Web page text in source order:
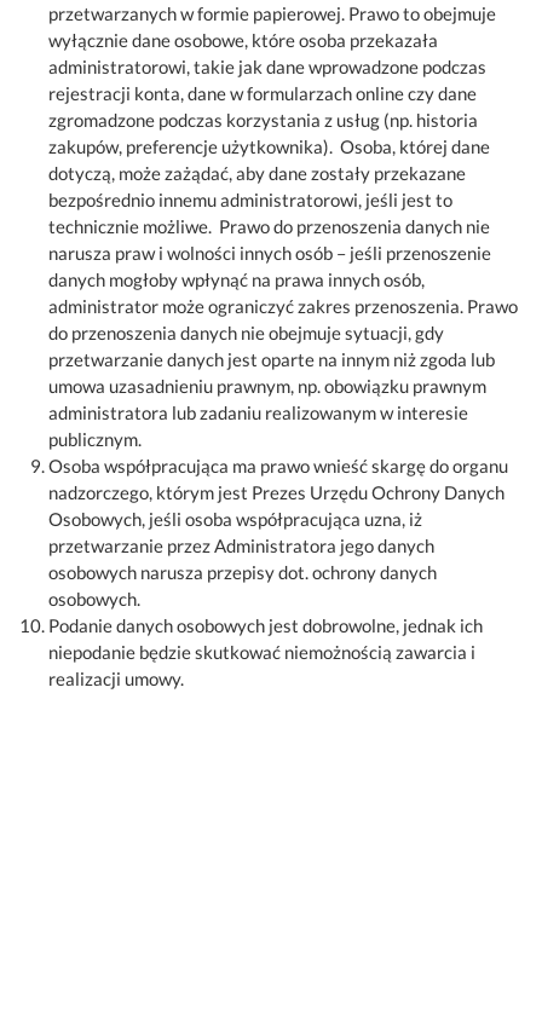
przetwarzanych w formie papierowej. Prawo to obejmuje
wyłącznie dane osobowe, które osoba przekazała
administratorowi, takie jak dane wprowadzone podczas
rejestracji konta, dane w formularzach online czy dane
zgromadzone podczas korzystania z usług (np. historia
zakupów, preferencje użytkownika). Osoba, której dane
dotyczą, może zażądać, aby dane zostały przekazane
bezpośrednio innemu administratorowi, jeśli jest to
technicznie możliwe. Prawo do przenoszenia danych nie
narusza praw i wolności innych osób – jeśli przenoszenie
danych mogłoby wpłynąć na prawa innych osób,
administrator może ograniczyć zakres przenoszenia. Prawo
do przenoszenia danych nie obejmuje sytuacji, gdy
przetwarzanie danych jest oparte na innym niż zgoda lub
umowa uzasadnieniu prawnym, np. obowiązku prawnym
administratora lub zadaniu realizowanym w interesie
publicznym.
Osoba współpracująca ma prawo wnieść skargę do organu
nadzorczego, którym jest Prezes Urzędu Ochrony Danych
Osobowych, jeśli osoba współpracująca uzna, iż
przetwarzanie przez Administratora jego danych
osobowych narusza przepisy dot. ochrony danych
osobowych.
Podanie danych osobowych jest dobrowolne, jednak ich
niepodanie będzie skutkować niemożnością zawarcia i
realizacji umowy.